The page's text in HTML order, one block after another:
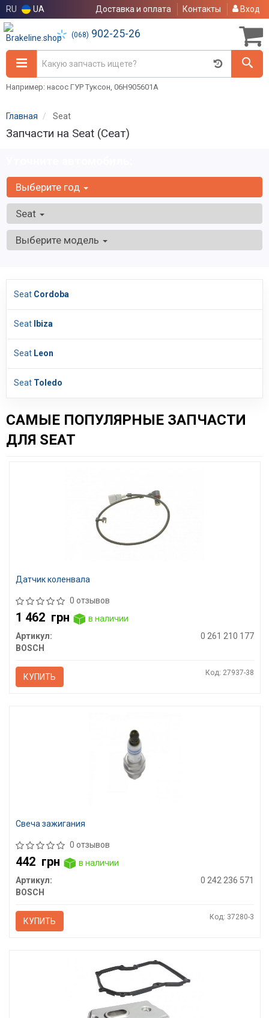
RU UA Доставка и оплата Контакты Вход
(068) 902-25-26
Например: насос ГУР Туксон, 06H905601A
Главная Seat
Запчасти на Seat (Сеат)
Выберите год
Seat
Выберите модель
Seat Cordoba
Seat Ibiza
Seat Leon
Seat Toledo
САМЫЕ ПОПУЛЯРНЫЕ ЗАПЧАСТИ
ДЛЯ SEAT
Датчик коленвала
0 отзывов
1 462 грн
в наличии
Артикул:
0 261 210 177
BOSCH
КУПИТЬ Код: 27937-38
Свеча зажигания
0 отзывов
442 грн
в наличии
Артикул:
0 242 236 571
BOSCH
КУПИТЬ Код: 37280-3